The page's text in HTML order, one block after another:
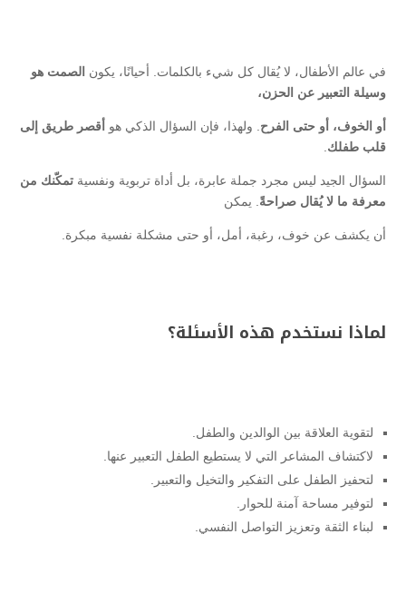
في عالم الأطفال، لا يُقال كل شيء بالكلمات. أحيانًا، يكون الصمت هو
وسيلة التعبير عن الحزن،
أو الخوف، أو حتى الفرح. ولهذا، فإن السؤال الذكي هو أقصر طريق إلى
قلب طفلك.
السؤال الجيد ليس مجرد جملة عابرة، بل أداة تربوية ونفسية تمكّنك من
معرفة ما لا يُقال صراحةً. يمكن
أن يكشف عن خوف، رغبة، أمل، أو حتى مشكلة نفسية مبكرة.
لماذا نستخدم هذه الأسئلة؟
لتقوية العلاقة بين الوالدين والطفل.
لاكتشاف المشاعر التي لا يستطيع الطفل التعبير عنها.
لتحفيز الطفل على التفكير والتخيل والتعبير.
لتوفير مساحة آمنة للحوار.
لبناء الثقة وتعزيز التواصل النفسي.